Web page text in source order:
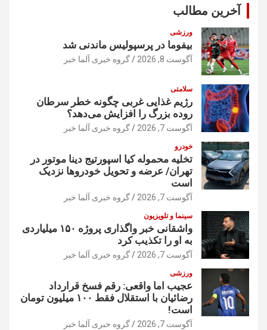
آخرین مطالب
ورزشی
بیفوما در پرسپولیس ماندنی شد
آگوست 8, 2026 گروه خبری آلما خبر
سلامتی
رژیم غذایی غربی چگونه خطر سرطان
روده بزرگ را افزایش می‌دهد؟
آگوست 7, 2026 گروه خبری آلما خبر
خودرو
تخلیه محموله کیا اسپورتیج دینا موتور در
تهران/ عرضه و تحویل خودروها نزدیک
است
آگوست 7, 2026 گروه خبری آلما خبر
سینما و تلویزیون
واشقانی خبر واگذاری پروژه ۱۵۰ میلیاردی
به او را تکذیب کرد
آگوست 7, 2026 گروه خبری آلما خبر
ورزشی
عجیب اما واقعی: رقم فسخ قرارداد
رضائیان با استقلال فقط ۱۰۰ میلیون تومان
است!
آگوست 7, 2026 گروه خبری آلما خبر